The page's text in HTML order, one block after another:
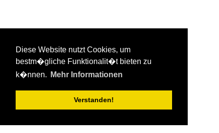
Diese Website nutzt Cookies, um
bestm�gliche Funktionalit�t bieten zu
k�nnen.
Mehr Informationen
Verstanden!